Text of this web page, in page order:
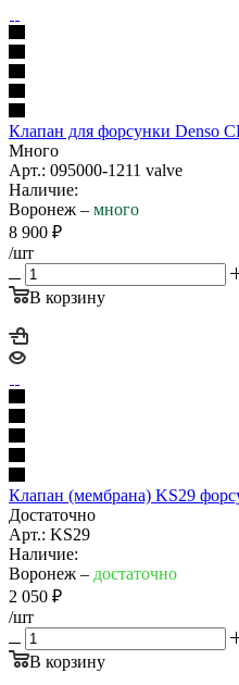
Клапан для форсунки Denso
Много
Арт.: 095000-1211 valve
Наличие:
Воронеж – много
8 900 ₽
/шт
В корзину
Клапан (мембрана) KS29
Достаточно
Арт.: KS29
Наличие:
Воронеж – достаточно
2 050 ₽
/шт
В корзину